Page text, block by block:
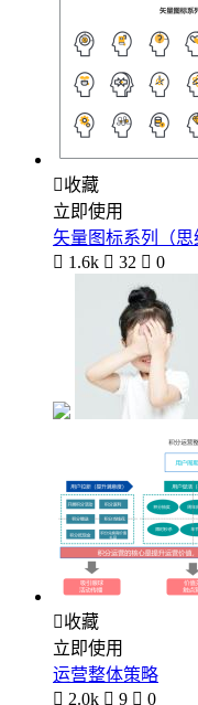
收藏
立即使用
矢量图标系列（思
 1.6k  32  0
收藏
立即使用
运营整体策略
 2.0k  9  0